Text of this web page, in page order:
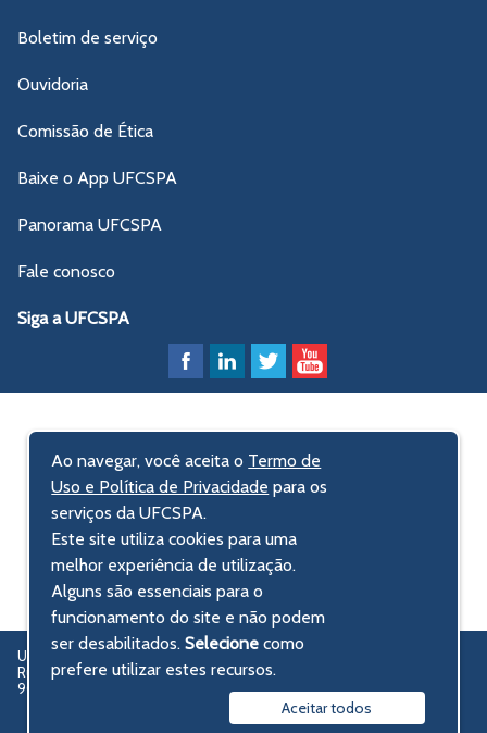
Boletim de serviço
Ouvidoria
Comissão de Ética
Baixe o App UFCSPA
Panorama UFCSPA
Fale conosco
Siga a UFCSPA
UFCSPA – Universidade Federal de Ciências da Saúde de Porto Alegre
Rua Sarmento Leite, 245 - Centro Histórico
90050-170 Porto Alegre, RS, Brasil
Ao navegar, você aceita o Termo de
Uso e Política de Privacidade para os
serviços da UFCSPA.
Este site utiliza cookies para uma
melhor experiência de utilização.
Alguns são essenciais para o
funcionamento do site e não podem
ser desabilitados.Selecionecomo
prefere utilizar estes recursos.
Aceitar todos